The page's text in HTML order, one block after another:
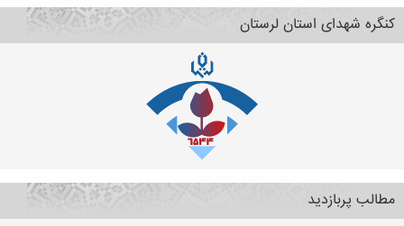
کنگره شهدای استان لرستان
مطالب پربازدید